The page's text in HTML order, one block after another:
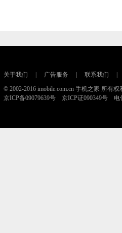
关于我们 广告服务 联系我们
© 2002-2016 imobile.com.cn 手机之家 所有权
京ICP备09079639号 京ICP证090349号 电